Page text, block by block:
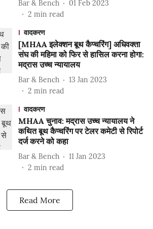
Bar & Bench
01 Feb 2023
2 min read
वादकरण
[MHAA इलेक्शन बूथ कैप्चरिंग] अधिवक्ता
संघ की महिमा को फिर से हासिल करना होगा:
मद्रास उच्च न्यायालय
Bar & Bench
13 Jan 2023
2 min read
वादकरण
MHAA चुनाव: मद्रास उच्च न्यायालय ने
कथित बूथ कैप्चरिंग पर टेलर कमेटी से रिपोर्ट
दर्ज करने को कहा
Bar & Bench
11 Jan 2023
2 min read
Read More